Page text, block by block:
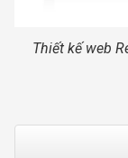
Thiết kế web